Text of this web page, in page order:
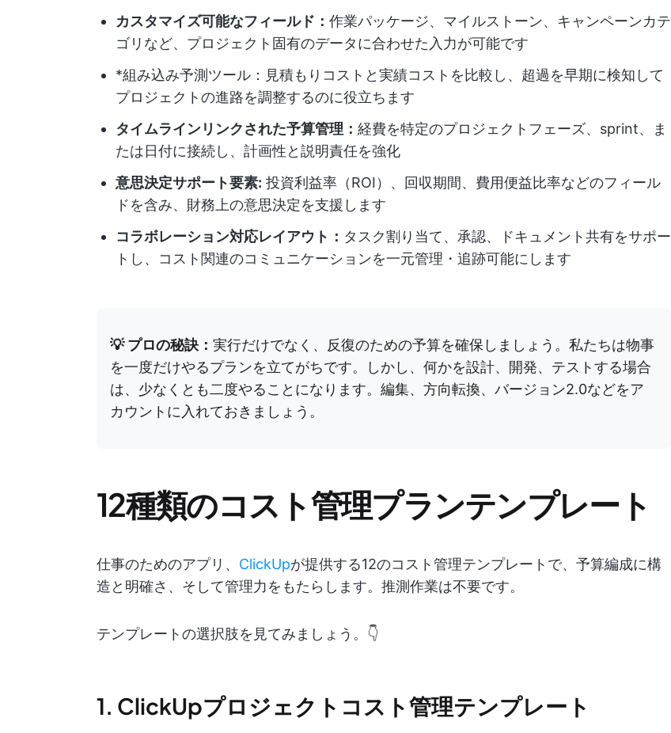
カスタマイズ可能なフィールド： 作業パッケージ、マイルストーン、キャンペーンカテ
ゴリなど、プロジェクト固有のデータに合わせた入力が可能です
*組み込み予測ツール：見積もりコストと実績コストを比較し、超過を早期に検知して
プロジェクトの進路を調整するのに役立ちます
タイムラインリンクされた予算管理： 経費を特定のプロジェクトフェーズ、sprint、ま
たは日付に接続し、計画性と説明責任を強化
意思決定サポート要素: 投資利益率（ROI）、回収期間、費用便益比率などのフィール
ドを含み、財務上の意思決定を支援します
コラボレーション対応レイアウト： タスク割り当て、承認、ドキュメント共有をサポー
トし、コスト関連のコミュニケーションを一元管理・追跡可能にします
💡 プロの秘訣： 実行だけでなく、反復のための予算を確保しましょう。私たちは物事
を一度だけやるプランを立てがちです。しかし、何かを設計、開発、テストする場合
は、少なくとも二度やることになります。編集、方向転換、バージョン2.0などをア
カウントに入れておきましょう。
12種類のコスト管理プランテンプレート
仕事のためのアプリ、 ClickUpが提供する12のコスト管理テンプレートで、予算編成に構
造と明確さ、そして管理力をもたらします。推測作業は不要です。
テンプレートの選択肢を見てみましょう。👇
1. ClickUpプロジェクトコスト管理テンプレート